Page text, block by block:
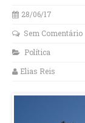
28/06/17
Sem Comentário
Política
Elias Reis